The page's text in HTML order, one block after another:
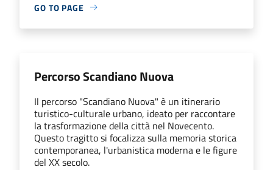
GO TO PAGE
Percorso Scandiano Nuova
Il percorso "Scandiano Nuova" è un itinerario
turistico-culturale urbano, ideato per raccontare
la trasformazione della città nel Novecento.
Questo tragitto si focalizza sulla memoria storica
contemporanea, l'urbanistica moderna e le figure
del XX secolo.